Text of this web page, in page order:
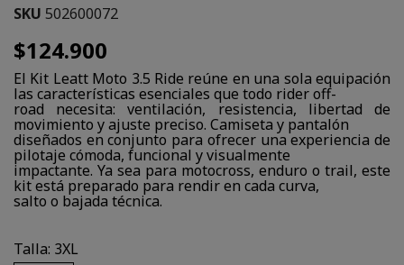
SKU 502600072
$124.900
El Kit Leatt Moto 3.5 Ride reúne en una sola equipación
las características esenciales que todo rider off-
road necesita: ventilación, resistencia, libertad de
movimiento y ajuste preciso. Camiseta y pantalón
diseñados en conjunto para ofrecer una experiencia de
pilotaje cómoda, funcional y visualmente
impactante. Ya sea para motocross, enduro o trail, este
kit está preparado para rendir en cada curva,
salto o bajada técnica.
Talla: 3XL